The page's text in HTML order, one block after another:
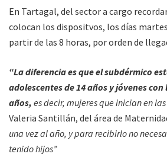
En Tartagal, del sector a cargo
colocan los dispositvos, los días
partir de las 8 horas, por orden de
“La diferencia es que el subdérmico
adolescentes de 14 años y jóvenes
años, es decir, mujeres que inician en las
Valeria Santillán, del área de
una vez al año, y para recibirlo no
tenido hijos”